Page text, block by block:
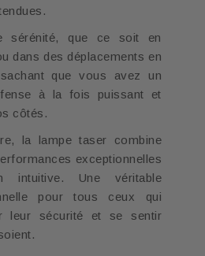
sérénité, que ce soit en
dans des déplacements en
que vous avez un
à la fois puissant et
côtés.
la lampe taser combine
exceptionnelles
intuitive. Une véritable
pour tous ceux qui
leur sécurité et se sentir